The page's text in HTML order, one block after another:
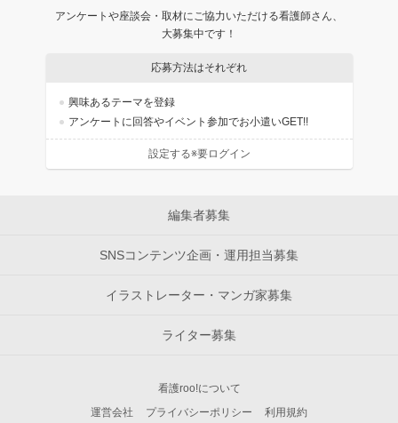
アンケートや座談会・取材にご協力いただける看護師さん、
大募集中です！
応募方法はそれぞれ
興味あるテーマを登録
アンケートに回答やイベント参加でお小遣いGET!!
設定する※要ログイン
編集者募集
SNSコンテンツ企画・運用担当募集
イラストレーター・マンガ家募集
ライター募集
看護roo!について
運営会社
プライバシーポリシー 利用規約